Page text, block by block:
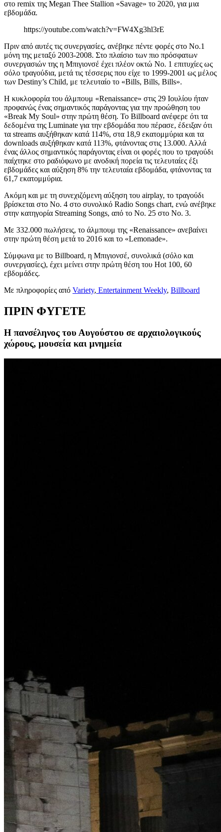
στο remix της Megan Thee Stallion «Savage» το 2020, για μια
εβδομάδα.
https://youtube.com/watch?v=FW4Xg3hl3rE
Πριν από αυτές τις συνεργασίες, ανέβηκε πέντε φορές στο Νο.1
μόνη της μεταξύ 2003-2008. Στο πλαίσιο των πιο πρόσφατων
συνεργασιών της η Μπιγιονσέ έχει πλέον οκτώ Νο. 1 επιτυχίες ως
σόλο τραγούδια, μετά τις τέσσερις που είχε το 1999-2001 ως μέλος
των Destiny’s Child, με τελευταίο το «Bills, Bills, Bills».
Η κυκλοφορία του άλμπουμ «Renaissance» στις 29 Ιουλίου ήταν
προφανώς ένας σημαντικός παράγοντας για την προώθηση του
«Break My Soul» στην πρώτη θέση. Το Billboard ανέφερε ότι τα
δεδομένα της Luminate για την εβδομάδα που πέρασε, έδειξαν ότι
τα streams αυξήθηκαν κατά 114%, στα 18,9 εκατομμύρια και τα
downloads αυξήθηκαν κατά 113%, φτάνοντας στις 13.000. Αλλά
ένας άλλος σημαντικός παράγοντας είναι οι φορές που το τραγούδι
παίχτηκε στο ραδιόφωνο με ανοδική πορεία τις τελευταίες έξι
εβδομάδες και αύξηση 8% την τελευταία εβδομάδα, φτάνοντας τα
61,7 εκατομμύρια.
Ακόμη και με τη συνεχιζόμενη αύξηση του airplay, το τραγούδι
βρίσκεται στο Νο. 4 στο συνολικό Radio Songs chart, ενώ ανέβηκε
στην κατηγορία Streaming Songs, από το Νο. 25 στο Νο. 3.
Με 332.000 πωλήσεις, το άλμπουμ της «Renaissance» ανεβαίνει
στην πρώτη θέση μετά το 2016 και το «Lemonade».
Σύμφωνα με το Billboard, η Μπιγιονσέ, συνολικά (σόλο και
συνεργασίες), έχει μείνει στην πρώτη θέση του Hot 100, 60
εβδομάδες.
Με πληροφορίες από Variety, Entertainment Weekly, Billboard
ΠΡΙΝ ΦΥΓΕΤΕ
Η πανσέληνος του Αυγούστου σε αρχαιολογικούς
χώρους, μουσεία και μνημεία